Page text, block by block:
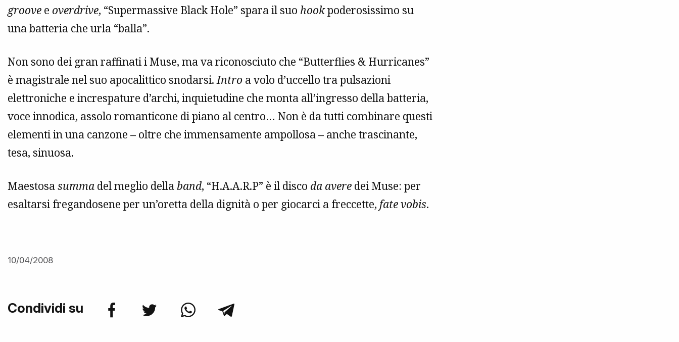
groove e overdrive, “Supermassive Black Hole” spara il suo hookpoderosissimo su
una batteria che urla “balla”.
Non sono dei gran raffinati i Muse, ma va riconosciuto che “Butterflies & Hurricanes”
è magistrale nel suo apocalittico snodarsi.Intro a volo d’uccello tra pulsazioni
elettroniche e increspature d’archi, inquietudine che monta all’ingresso della batteria,
voce innodica, assolo romanticone di piano al centro… Non è da tutti combinare questi
elementi in una canzone – oltre che immensamente ampollosa – anche trascinante,
tesa, sinuosa.
Maestosasumma del meglio dellaband, “H.A.A.R.P” è il disco da avere dei Muse: per
esaltarsi fregandosene per un’oretta della dignità o per giocarci a freccette, fate vobis.
10/04/2008
Condividi su